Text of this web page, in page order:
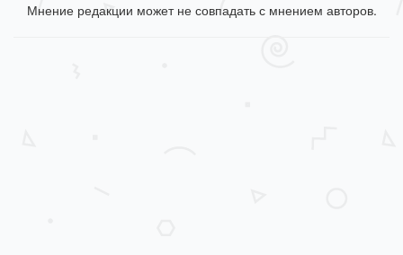
Мнение редакции может не совпадать с мнением авторов.